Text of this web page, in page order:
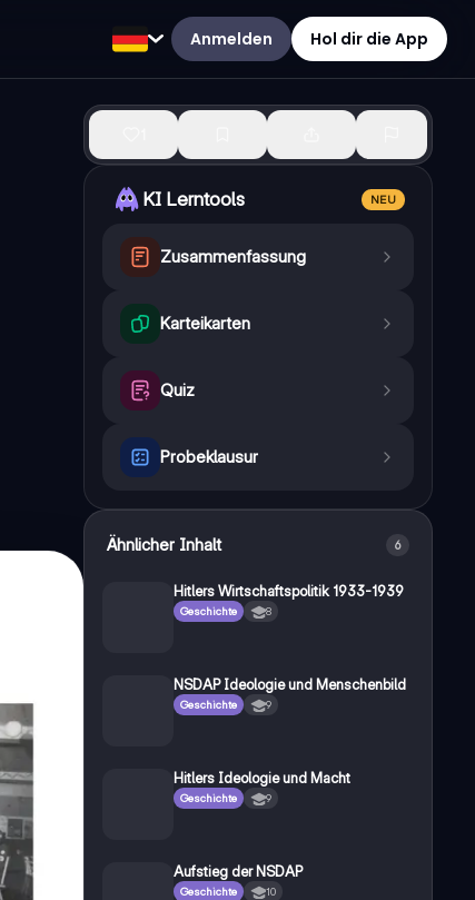
Anmelden Hol dir die App
KI Lerntools NEU
Zusammenfassung
Karteikarten
Quiz
Probeklausur
Ähnlicher Inhalt 6
Hitlers Wirtschaftspolitik 1933-1939
Geschichte 8
NSDAP Ideologie und Menschenbild
Geschichte 9
Hitlers Ideologie und Macht
Geschichte 9
Aufstieg der NSDAP
Geschichte 10